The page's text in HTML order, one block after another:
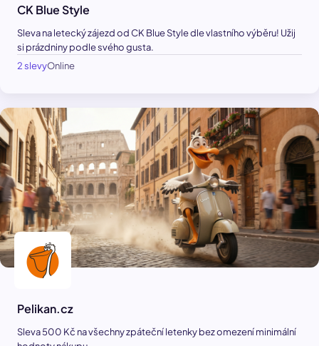
CK Blue Style
Sleva na letecký zájezd od CK Blue Style dle vlastního výběru! Užij
si prázdniny podle svého gusta.
2 slevyOnline
Pelikan.cz
Sleva 500 Kč na všechny zpáteční letenky bez omezení minimální